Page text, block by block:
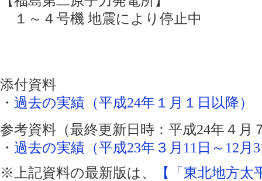
１～４号機 地震により停止中
添付資料
・ 過去の実績（平成24年１月１日以降）
参考資料（最終更新日時：平成24年４月
・ 過去の実績（平成23年３月11日～12月
※上記資料の最新版は、
【「東北地方